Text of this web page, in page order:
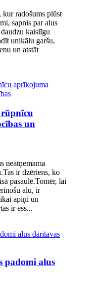
kur radošums plūst
sapnis par alus
kaislīgu
unikālu garšu,
un atstāt
un
neatņemama
ir dzēriens, ko
pasaulē.Tomēr, lai
alu, ir
apiņi un
ir ess...
padomi alus